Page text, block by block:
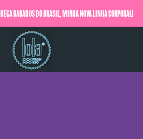
BABADOS DO BRASIL, MINHA NOVA LINHA CORPORAL!
QUERO SABER MAIS